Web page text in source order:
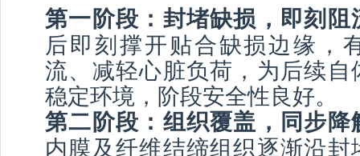
第一阶段：封堵缺损，即刻阻
后即刻撑开贴合缺损边缘，
流、减轻心脏负荷，为后续
稳定环境，阶段安全性良好。
第二阶段：组织覆盖，同步降
内膜及纤维结缔组织逐渐沿